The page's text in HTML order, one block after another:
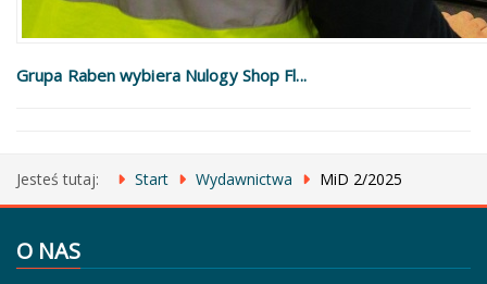
Grupa Raben wybiera Nulogy Shop Fl...
Jesteś tutaj: Start Wydawnictwa MiD 2/2025
O NAS